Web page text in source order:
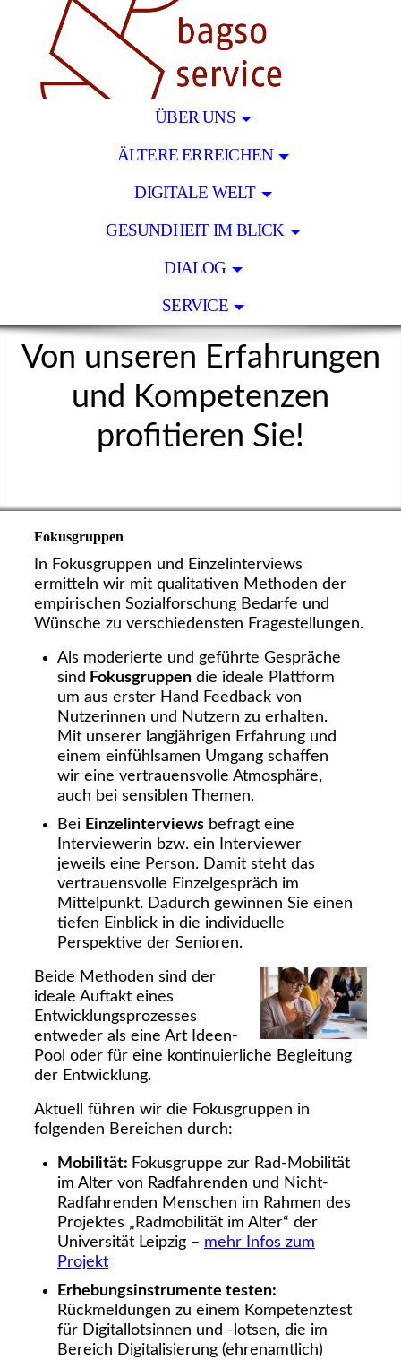
ÜBER UNS
ÄLTERE ERREICHEN
DIGITALE WELT
GESUNDHEIT IM BLICK
DIALOG
SERVICE
Von unseren Erfahrungen
und Kompetenzen
profitieren Sie!
Fokusgruppen
In Fokusgruppen und Einzelinterviews
ermitteln wir mit qualitativen Methoden der
empirischen Sozialforschung Bedarfe und
Wünsche zu verschiedensten Fragestellungen.
Als moderierte und geführte Gespräche
sind Fokusgruppendie ideale Plattform
um aus erster Hand Feedback von
Nutzerinnen und Nutzern zu erhalten.
Mit unserer langjährigen Erfahrung und
einem einfühlsamen Umgang schaffen
wir eine vertrauensvolle Atmosphäre,
auch bei sensiblen Themen.
Bei Einzelinterviewsbefragt eine
Interviewerin bzw. ein Interviewer
jeweils eine Person. Damit steht das
vertrauensvolle Einzelgespräch im
Mittelpunkt. Dadurch gewinnen Sie einen
tiefen Einblick in die individuelle
Perspektive der Senioren.
Beide Methoden sind der
ideale Auftakt eines
Entwicklungsprozesses
entweder als eine Art Ideen-
Pool oder für eine kontinuierliche Begleitung
der Entwicklung.
Aktuell führen wir die Fokusgruppen in
folgenden Bereichen durch:
Mobilität: Fokusgruppe zur Rad-Mobilität
im Alter von Radfahrenden und Nicht-
Radfahrenden Menschen im Rahmen des
Projektes „Radmobilität im Alter“ der
Universität Leipzig – mehr Infos zum
Projekt
Erhebungsinstrumente testen:
Rückmeldungen zu einem Kompetenztest
für Digitallotsinnen und -lotsen, die im
Bereich Digitalisierung (ehrenamtlich)